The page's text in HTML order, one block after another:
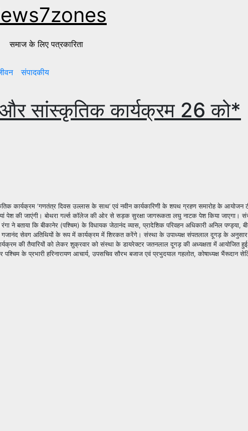
समाज के लिए पत्रकारिता
संपादकीय
सांस्कृतिक कार्यक्रम 26 को*
कार्यक्रम ‘गणतंत्र दिवस उल्लास के साथ’ एवं नवीन कार्यकारिणी के शपथ ग्रहण समारोह के आयोजन
पेश की जाएंगी। बोथरा गर्ल्स कॉलेज की ओर से सड़क सुरक्षा जागरूकता लघु नाटक पेश किया जाएगा।
ने बताया कि बीकानेर (पश्चिम) के विधायक जेठानंद व्यास, प्रादेशिक परिवहन अधिकारी अनिल
गजानंद सेवग अतिथियों के रूप में कार्यक्रम में शिरकत करेंगे। संस्था के उपाध्यक्ष संपतलाल दूगड़ के अनुसार
की तैयारियों को लेकर शुक्रवार को संस्था के डायरेक्टर जतनलाल दूगड़ की अध्यक्षता में आयोजित हुई
के प्रभारी हरिनारायण आचार्य, उपसचिव सौरभ बजाज एवं प्रभुदयाल गहलोत, कोषाध्यक्ष भैंरूदान